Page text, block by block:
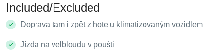
Included/Excluded
Doprava tam i zpět z hotelu klimatizovaným vozidlem
Jízda na velbloudu v poušti